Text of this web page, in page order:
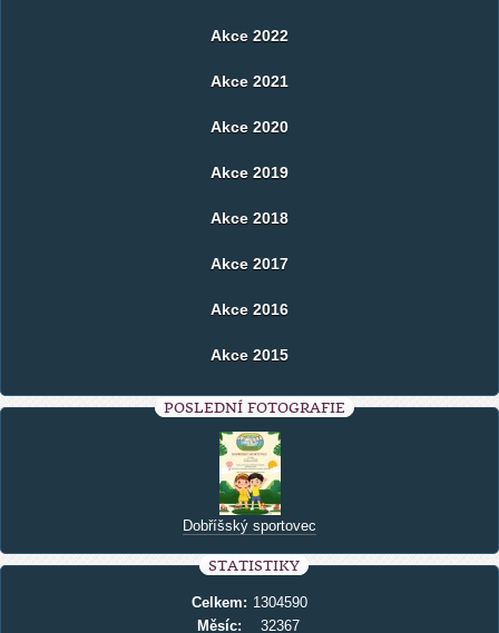
Akce 2022
Akce 2021
Akce 2020
Akce 2019
Akce 2018
Akce 2017
Akce 2016
Akce 2015
POSLEDNÍ FOTOGRAFIE
Dobříšský sportovec
STATISTIKY
Celkem: 1304590
Měsíc:
32367